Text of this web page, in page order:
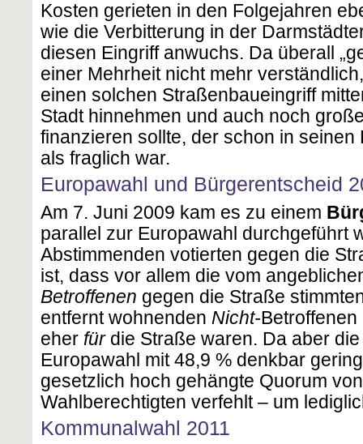
Kosten gerieten in den Folgejahren
wie die Verbitterung in der
diesen Eingriff anwuchs. Da überall
einer Mehrheit nicht mehr
einen solchen Straßenbaueingriff
Stadt hinnehmen und auch noch
finanzieren sollte, der schon in seinen
als fraglich war.
Europawahl und Bürgerentscheid
Am 7. Juni 2009 kam es zu einem
parallel zur Europawahl durchgeführt
Abstimmenden votierten gegen die
ist, dass vor allem die vom
Betroffenen gegen die Straße
entfernt wohnenden Nicht-
eher fürdie Straße waren. Da aber
Europawahl mit 48,9 % denkbar
gesetzlich hoch gehängte Quorum
Wahlberechtigten verfehlt – um
Kommunalwahl 2011